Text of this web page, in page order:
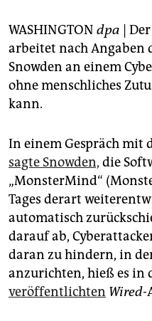
fragen & hilfe
unterstützen
abo
epaper login
WASHINGTON dpa |
arbeitet nach Angaben
Snowden an einem
ohne menschliches
kann.
In einem Gespräch mit
sagte Snowden, die
„MonsterMind“
Tages derart
automatisch
darauf ab,
daran zu hindern, in
anzurichten, hieß es in
veröffentlichten Wired-